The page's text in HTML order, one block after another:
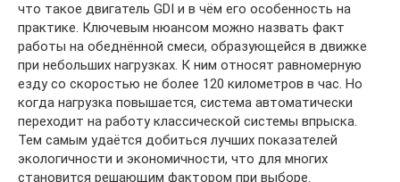
что такое двигатель GDI и в чём его особенность на
практике. Ключевым нюансом можно назвать факт
работы на обеднённой смеси, образующейся в движке
при небольших нагрузках. К ним относят равномерную
езду со скоростью не более 120 километров в час. Но
когда нагрузка повышается, система автоматически
переходит на работу классической системы впрыска.
Тем самым удаётся добиться лучших показателей
экологичности и экономичности, что для многих
становится решающим фактором при выборе.